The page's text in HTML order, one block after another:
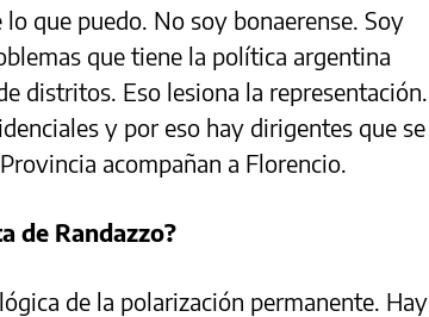
que puedo. No soy bonaerense. Soy
que tiene la política argentina
distritos. Eso lesiona la representación.
y por eso hay dirigentes que se
acompañan a Florencio.
de Randazzo?
de la polarización permanente. Hay